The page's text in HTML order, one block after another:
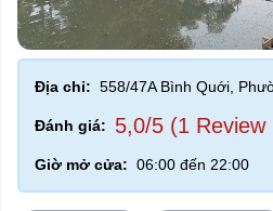
Địa chỉ: 558/47A Bình Quới,
Đánh giá: 5,0/5 (1 Review
Giờ mở cửa: 06:00 đến 22:00